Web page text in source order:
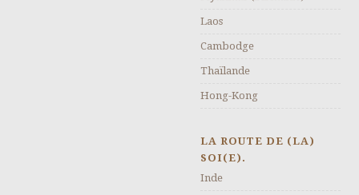
Laos
Cambodge
Thaïlande
Hong-Kong
LA ROUTE DE (LA)
SOI(E).
Inde